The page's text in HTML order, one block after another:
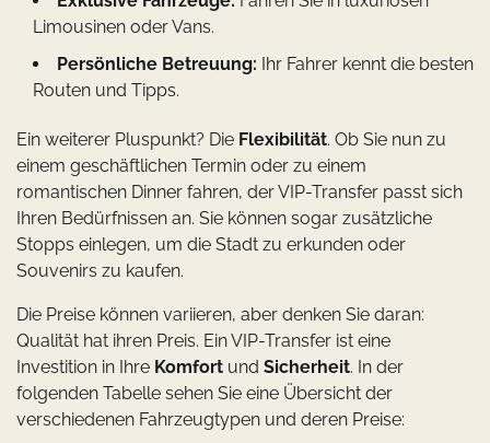
Limousinen oder Vans.
Persönliche Betreuung: Ihr Fahrer kennt die besten
Routen und Tipps.
Ein weiterer Pluspunkt? Die Flexibilität. Ob Sie nun zu
einem geschäftlichen Termin oder zu einem
romantischen Dinner fahren, der VIP-Transfer passt sich
Ihren Bedürfnissen an. Sie können sogar zusätzliche
Stopps einlegen, um die Stadt zu erkunden oder
Souvenirs zu kaufen.
Die Preise können variieren, aber denken Sie daran:
Qualität hat ihren Preis. Ein VIP-Transfer ist eine
Investition in Ihre Komfort und Sicherheit. In der
folgenden Tabelle sehen Sie eine Übersicht der
verschiedenen Fahrzeugtypen und deren Preise: